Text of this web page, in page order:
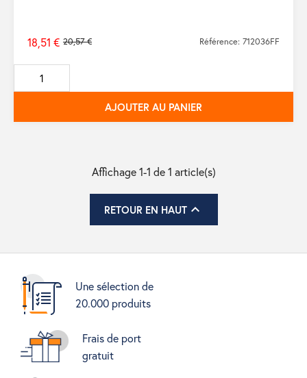
Prix
de
base
20,57 €
18,51 € Référence: 712036FF
AJOUTER AU PANIER
Affichage 1-1 de 1 article(s)
RETOUR EN HAUT
Une sélection de
20.000 produits
Frais de port
gratuit